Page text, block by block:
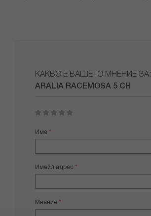
КАКВО Е ВАШЕТО МНЕНИЕ ЗА:
ARALIA RACEMOSA 5 CH
star
stars
stars
stars
stars
Име
Имейл адрес
Мнение